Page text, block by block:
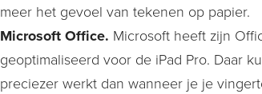
meer het gevoel van tekenen op papier.
Microsoft Office. Microsoft heeft zijn
geoptimaliseerd voor de iPad Pro. Daar
preciezer werkt dan wanneer je je